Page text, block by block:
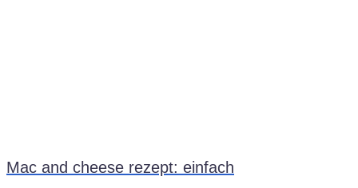
Mac and cheese rezept: einfach